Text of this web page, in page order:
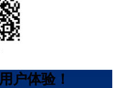
户体验！